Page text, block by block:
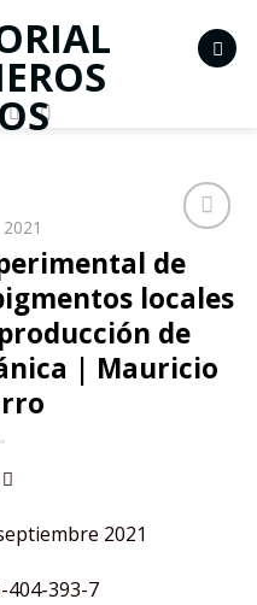
a la
lista de
deseos
2021
de
locales
de
| Mauricio
2021
404-393-7